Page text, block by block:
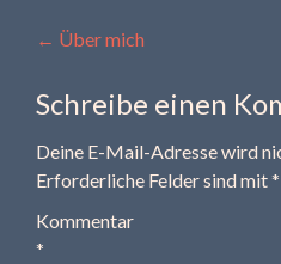
← Über mich
Schreibe einen
Deine E-Mail-Adresse wird
Erforderliche Felder sind mit*
Kommentar
*